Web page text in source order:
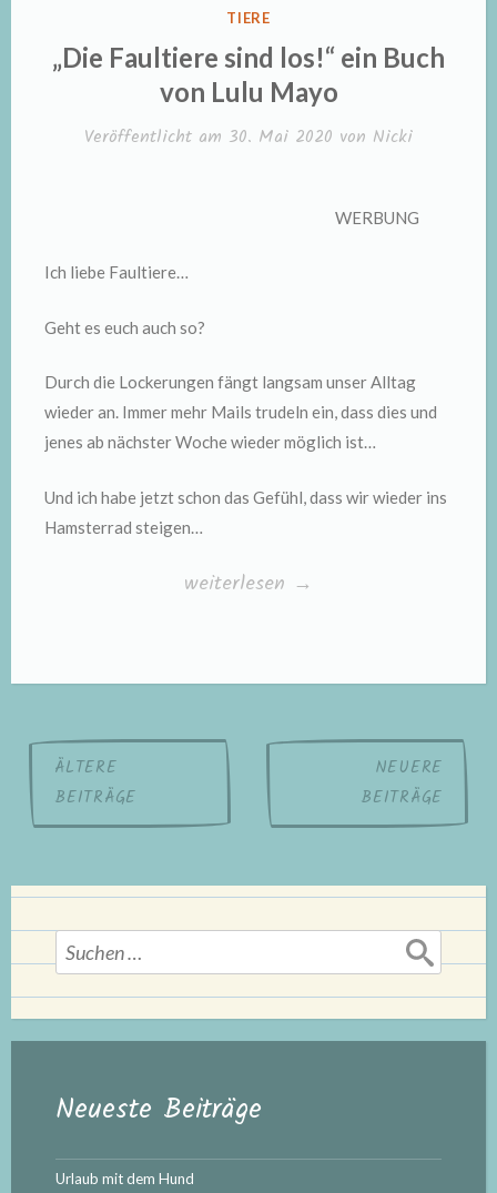
VERÖFFENTLICHT
TIERE
„Die Faultiere sind los!“ ein Buch
von Lulu Mayo
Veröffentlicht am 30. Mai 2020 von Nicki
WERBUNG
Ich liebe Faultiere…
Geht es euch auch so?
Durch die Lockerungen fängt langsam unser Alltag
wieder an. Immer mehr Mails trudeln ein, dass dies und
jenes ab nächster Woche wieder möglich ist…
Und ich habe jetzt schon das Gefühl, dass wir wieder ins
Hamsterrad steigen…
„„Die
los!“
Buch
Lulu
weiterlesen →
Beitragsnavigation
ÄLTERE
BEITRÄGE
NEUERE
BEITRÄGE
Suchen
nach:
Neueste Beiträge
Urlaub mit dem Hund